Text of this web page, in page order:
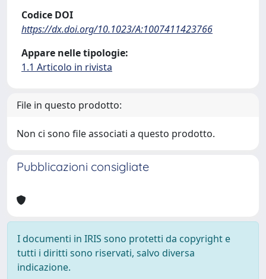
Codice DOI
https://dx.doi.org/10.1023/A:1007411423766
Appare nelle tipologie:
1.1 Articolo in rivista
File in questo prodotto:
Non ci sono file associati a questo prodotto.
Pubblicazioni consigliate
I documenti in IRIS sono protetti da copyright e
tutti i diritti sono riservati, salvo diversa
indicazione.